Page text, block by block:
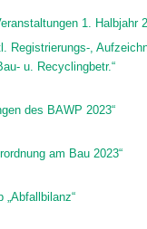
1. Halbjahr
Registrierungs-,
u. Recyclingbetr.“
des BAWP 2023“
am Bau 2023“
„Abfallbilanz“